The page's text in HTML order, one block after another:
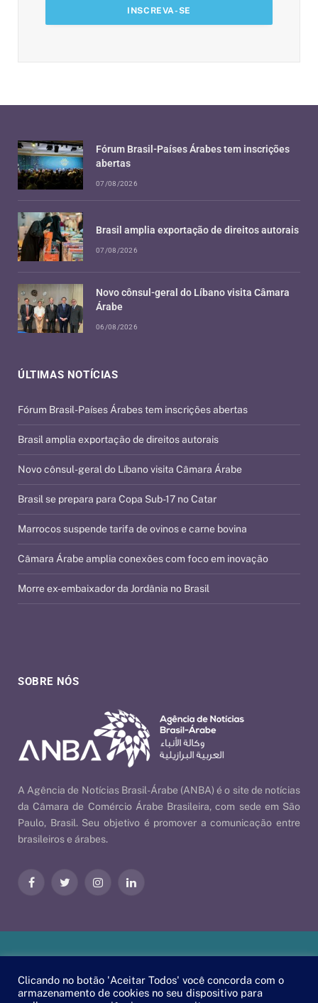
SOBRE NÓS
A Agência de Notícias Brasil-Árabe (ANBA) é o site de notícias
da Câmara de Comércio Árabe Brasileira, com sede em São
Paulo, Brasil. Seu objetivo é promover a comunicação entre
brasileiros e árabes.
FacebookTwitter InstagramLinkedIn
ÚLTIMAS NOTÍCIAS
Fórum Brasil-Países Árabes tem inscrições abertas
Brasil amplia exportação de direitos autorais
Novo cônsul-geral do Líbano visita Câmara Árabe
Brasil se prepara para Copa Sub-17 no Catar
Marrocos suspende tarifa de ovinos e carne bovina
Câmara Árabe amplia conexões com foco em inovação
Morre ex-embaixador da Jordânia no Brasil
Fórum Brasil-Países Árabes tem inscrições
abertas
07/08/2026
Brasil amplia exportação de direitos autorais
07/08/2026
Novo cônsul-geral do Líbano visita Câmara
Árabe
06/08/2026
Árabe | ByEscaEsco.
Clicando no botão 'Aceitar Todos' você concorda com o
armazenamento de cookies no seu dispositivo para